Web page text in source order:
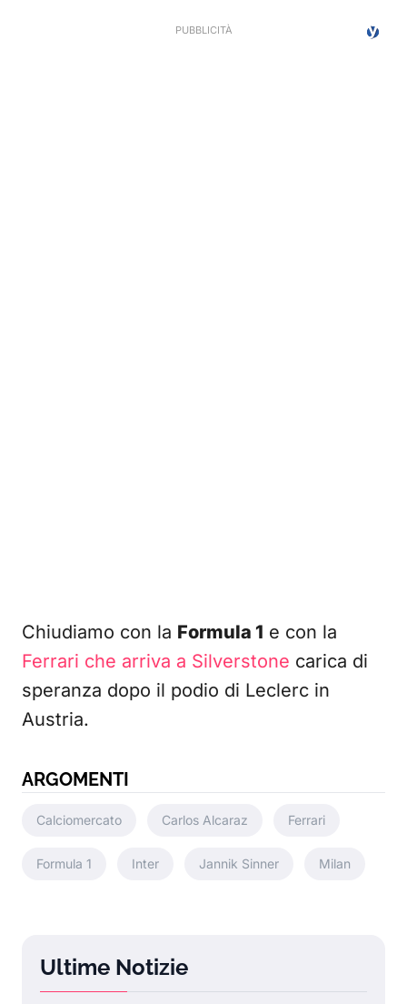
Chiudiamo con la Formula 1 e con la
Ferrari che arriva a Silverstone carica di
speranza dopo il podio di Leclerc in
Austria.
ARGOMENTI
Calciomercato Carlos Alcaraz Ferrari
Formula 1 Inter Jannik Sinner Milan
Ultime Notizie